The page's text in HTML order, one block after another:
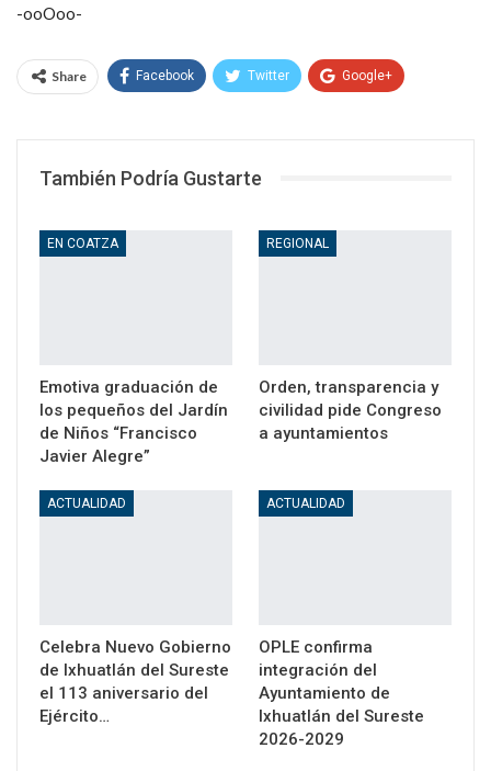
-ooOoo-
Share Facebook Twitter Google+
También Podría Gustarte
EN COATZA
Emotiva graduación de
los pequeños del Jardín
de Niños “Francisco
Javier Alegre”
REGIONAL
Orden, transparencia y
civilidad pide Congreso
a ayuntamientos
ACTUALIDAD
Celebra Nuevo Gobierno
de Ixhuatlán del Sureste
el 113 aniversario del
Ejército…
ACTUALIDAD
OPLE confirma
integración del
Ayuntamiento de
Ixhuatlán del Sureste
2026-2029